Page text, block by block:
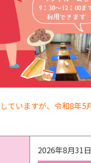
ていますが、令和8年5
2026年8月31